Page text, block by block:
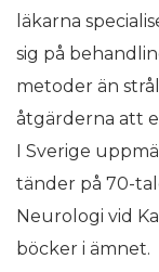
läkarna
sig på
metoder än
åtgärderna att
I Sverige
tänder på 70-
Neurologi vid
böcker i ämnet.